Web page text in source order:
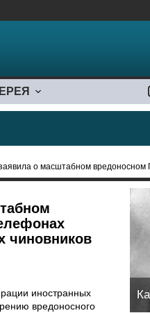
о масштабном вредоносном ПО в
чиновников
иностранных
вредоносного